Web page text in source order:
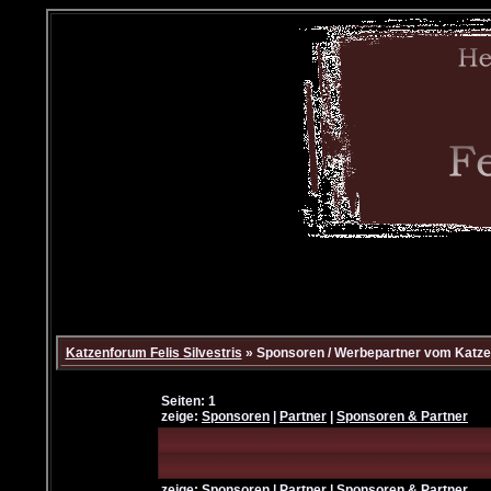
Katzenforum Felis Silvestris » Sponsoren / Werbepartner vom
Seiten: 1
zeige: Sponsoren Partner Sponsoren & Partner